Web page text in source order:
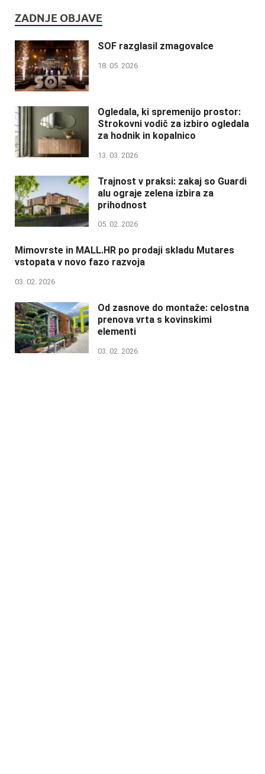
ZADNJE OBJAVE
SOF razglasil zmagovalce
18. 05. 2026
Ogledala, ki spremenijo prostor:
Strokovni vodič za izbiro ogledala
za hodnik in kopalnico
13. 03. 2026
Trajnost v praksi: zakaj so Guardi
alu ograje zelena izbira za
prihodnost
05. 02. 2026
Mimovrste in MALL.HR po prodaji skladu Mutares
vstopata v novo fazo razvoja
03. 02. 2026
Od zasnove do montaže: celostna
prenova vrta s kovinskimi
elementi
03. 02. 2026